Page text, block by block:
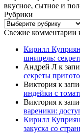
вкусное, сытное и
Рубрики
Рубрики
Свежие комментарии
Кирилл
шницель:
Андрей Л к
секреты
Виктория к
индейки с
Виктория к
вареники:
Кирилл
закуска со